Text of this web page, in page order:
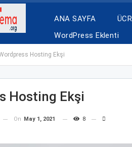
ANA SAYFA
WordPress Eklenti
Hosting Ekşi
Hosting Ekşi
On May 1, 2021 8